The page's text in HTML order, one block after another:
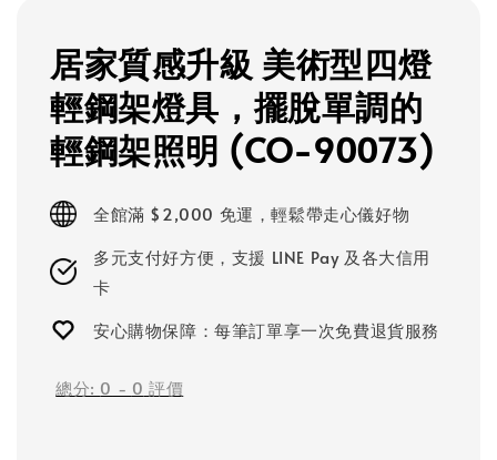
居家質感升級 美術型四燈
輕鋼架燈具，擺脫單調的
輕鋼架照明 (CO-90073)
全館滿 $2,000 免運，輕鬆帶走心儀好物
多元支付好方便，支援 LINE Pay 及各大信用
卡
安心購物保障：每筆訂單享一次免費退貨服務
總分: 0 - 0 評價